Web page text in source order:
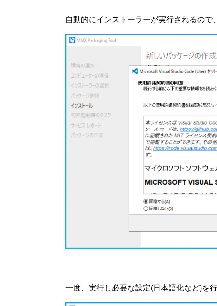
自動的にインストーラーが実行されるので
一度、実行し必要な設定(日本語化など)を